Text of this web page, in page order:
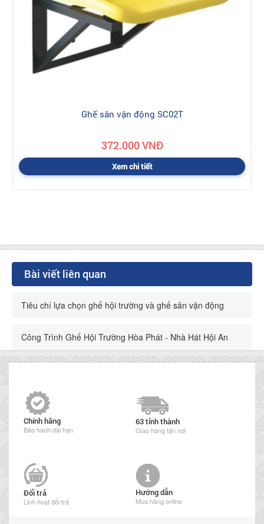
Ghế sân vận động SC02T
372.000 VNĐ
Xem chi tiết
Bài viết liên quan
Tiêu chí lựa chọn ghế hội trường và ghế sân vận động
Công Trình Ghế Hội Trường Hòa Phát - Nhà Hát Hội An
Chính hãng
Bảo hành dài hạn
63 tỉnh thành
Giao hàng tận nơi
Đổi trả
Linh hoạt đổi trả
Hướng dẫn
Mua hàng online